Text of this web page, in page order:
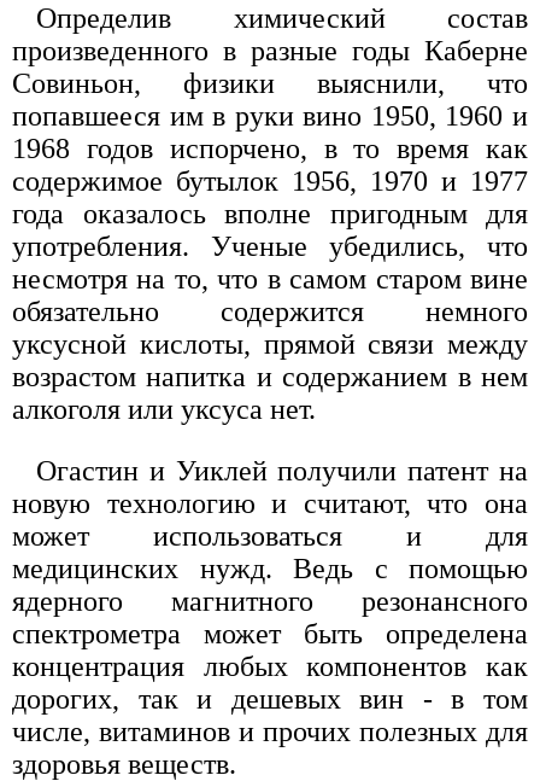
Определив химический состав
произведенного в разные годы Каберне
Совиньон, физики выяснили, что
попавшееся им в руки вино 1950, 1960 и
1968 годов испорчено, в то время как
содержимое бутылок 1956, 1970 и 1977
года оказалось вполне пригодным для
употребления. Ученые убедились, что
несмотря на то, что в самом старом вине
обязательно содержится немного
уксусной кислоты, прямой связи между
возрастом напитка и содержанием в нем
алкоголя или уксуса нет.
Огастин и Уиклей получили патент на
новую технологию и считают, что она
может использоваться и для
медицинских нужд. Ведь с помощью
ядерного магнитного резонансного
спектрометра может быть определена
концентрация любых компонентов как
дорогих, так и дешевых вин - в том
числе, витаминов и прочих полезных для
здоровья веществ.